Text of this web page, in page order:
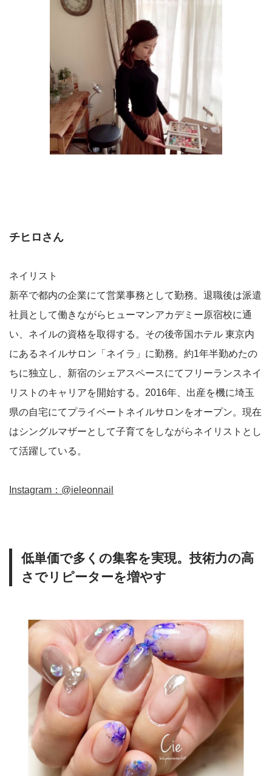
チヒロさん
ネイリスト
新卒で都内の企業にて営業事務として勤務。退職後は派遣
社員として働きながらヒューマンアカデミー原宿校に通
い、ネイルの資格を取得する。その後帝国ホテル 東京内
にあるネイルサロン「ネイラ」に勤務。約1年半勤めたの
ちに独立し、新宿のシェアスペースにてフリーランスネイ
リストのキャリアを開始する。2016年、出産を機に埼玉
県の自宅にてプライベートネイルサロンをオープン。現在
はシングルマザーとして子育てをしながらネイリストとし
て活躍している。
Instagram：@ieleonnail
低単価で多くの集客を実現。技術力の高
さでリピーターを増やす